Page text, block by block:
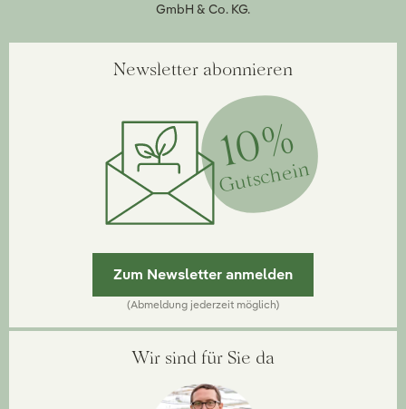
GmbH & Co. KG.
Newsletter abonnieren
10%
Gutschein
Zum Newsletter anmelden
(Abmeldung jederzeit möglich)
Wir sind für Sie da